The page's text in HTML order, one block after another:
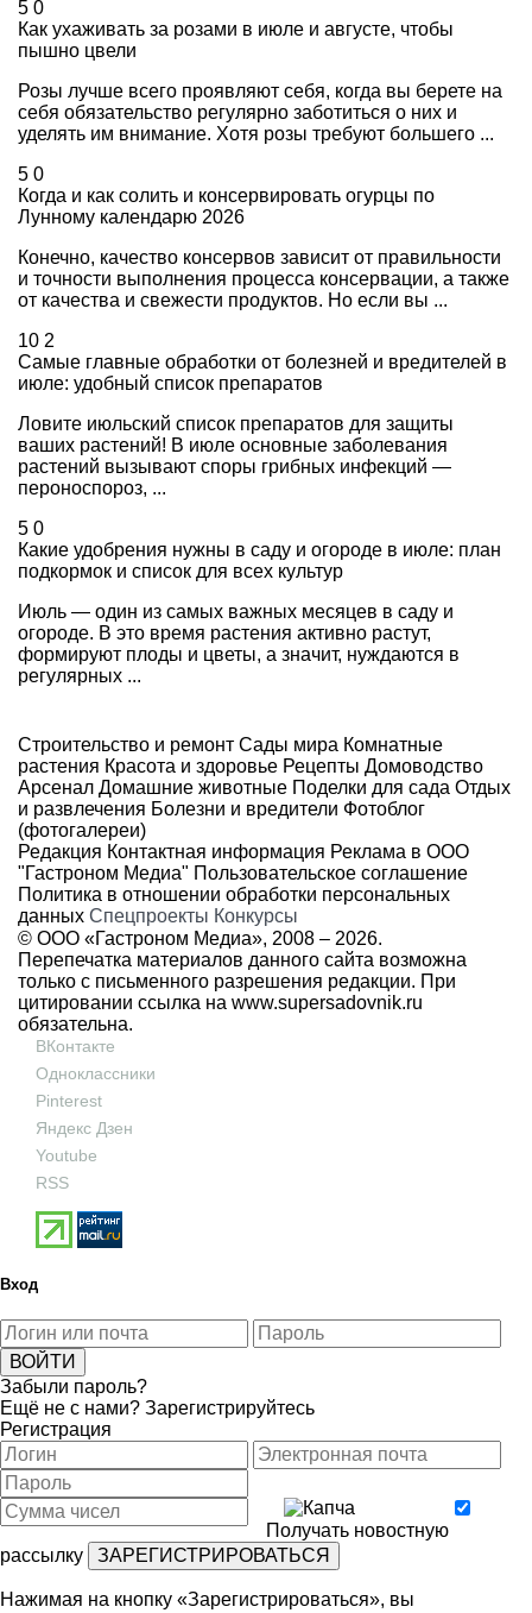
5 0
Как ухаживать за розами в июле и августе, чтобы
пышно цвели
Розы лучше всего проявляют себя, когда вы берете на
себя обязательство регулярно заботиться о них и
уделять им внимание. Хотя розы требуют большего ...
5 0
Когда и как солить и консервировать огурцы по
Лунному календарю 2026
Конечно, качество консервов зависит от правильности
и точности выполнения процесса консервации, а также
от качества и свежести продуктов. Но если вы ...
10 2
Самые главные обработки от болезней и вредителей в
июле: удобный список препаратов
Ловите июльский список препаратов для защиты
ваших растений! В июле основные заболевания
растений вызывают споры грибных инфекций —
пероноспороз, ...
5 0
Какие удобрения нужны в саду и огороде в июле: план
подкормок и список для всех культур
Июль — один из самых важных месяцев в саду и
огороде. В это время растения активно растут,
формируют плоды и цветы, а значит, нуждаются в
регулярных ...
Строительство и ремонт Сады мира Комнатные
растения Красота и здоровье Рецепты Домоводство
Арсенал Домашние животные Поделки для сада Отдых
и развлечения Болезни и вредители Фотоблог
(фотогалереи)
Редакция Контактная информация Реклама в ООО
"Гастроном Медиа" Пользовательское соглашение
Политика в отношении обработки персональных
данных Спецпроекты Конкурсы
© ООО «Гастроном Медиа», 2008 – 2026.
Перепечатка материалов данного сайта возможна
только с письменного разрешения редакции. При
цитировании ссылка на www.supersadovnik.ru
обязательна.
ВКонтакте
Одноклассники
Pinterest
Яндекс Дзен
Youtube
RSS
Вход
Забыли пароль?
Ещё не с нами? Зарегистрируйтесь
Регистрация
Получать новостную
рассылку
Нажимая на кнопку «Зарегистрироваться», вы